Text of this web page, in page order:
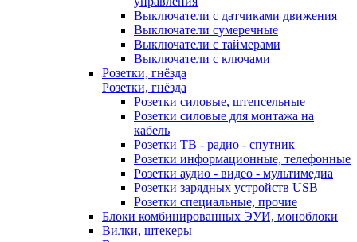
Выключатели с датчиками движения
Выключатели сумеречные
Выключатели с таймерами
Выключатели с ключами
Розетки, гнёзда
Розетки, гнёзда
Розетки силовые, штепсельные
Розетки силовые для монтажа на
кабель
Розетки ТВ - радио - спутник
Розетки информационные, телефонные
Розетки аудио - видео - мультимедиа
Розетки зарядных устройств USB
Розетки специальные, прочие
Блоки комбинированных ЭУИ, моноблоки
Вилки, штекеры